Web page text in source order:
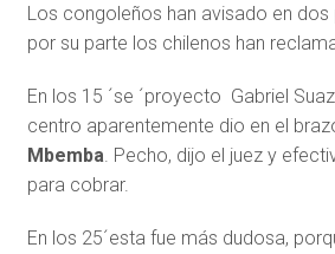
Los congoleños han avisado en
por su parte los chilenos han
En los 15 ´se ´proyecto Gabriel
centro aparentemente dio en el
Mbemba . Pecho, dijo el juez y
para cobrar.
En los 25´esta fue más dudosa,